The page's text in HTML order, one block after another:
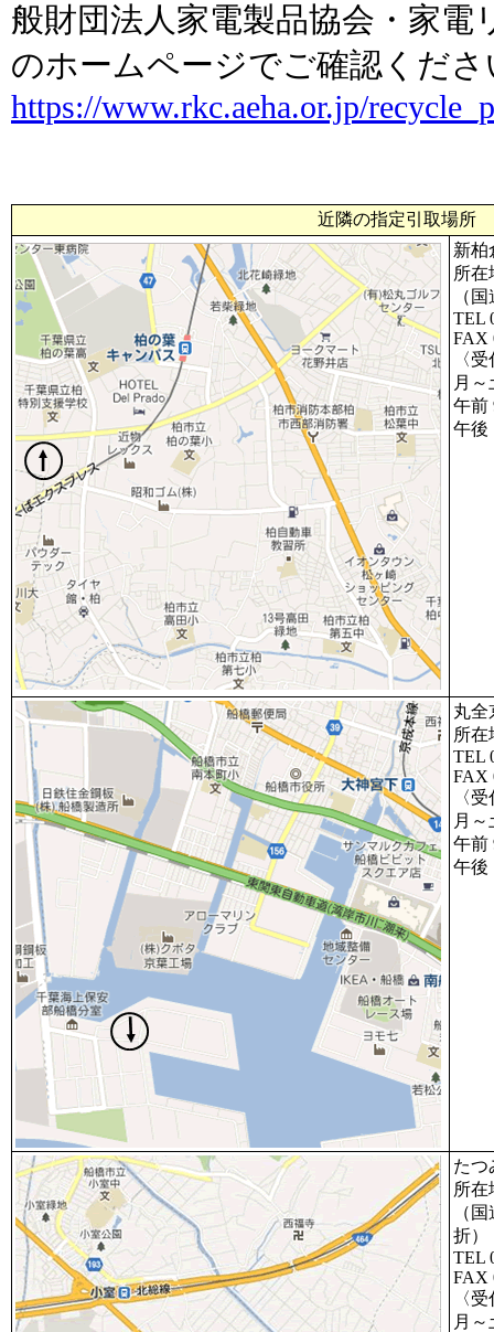
般財団法人家電製品協会・家
のホームページでご確認くださ
https://www.rkc.aeha.or.jp/
近隣の指定引取場所
新柏
所
（
TEL
FAX
〈
月～
午前
午後
丸全
所
TEL
FAX
〈
月～
午前
午後
たつ
所
（
折）
TEL
FAX
〈
月～